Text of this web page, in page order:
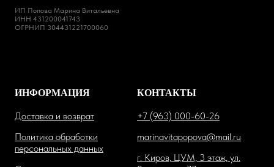
ИП Попова Марина Витальевна
ИНН 431200041743
ОГРНИП 304431221700060
ИНФОРМАЦИЯ
Доставка и возврат
Политика обработки
персональных данных
КОНТАКТЫ
+7 (963) 000-60-26
marinavitapopova@mail.ru
г. Киров, ЦУМ, 3 этаж, ул.